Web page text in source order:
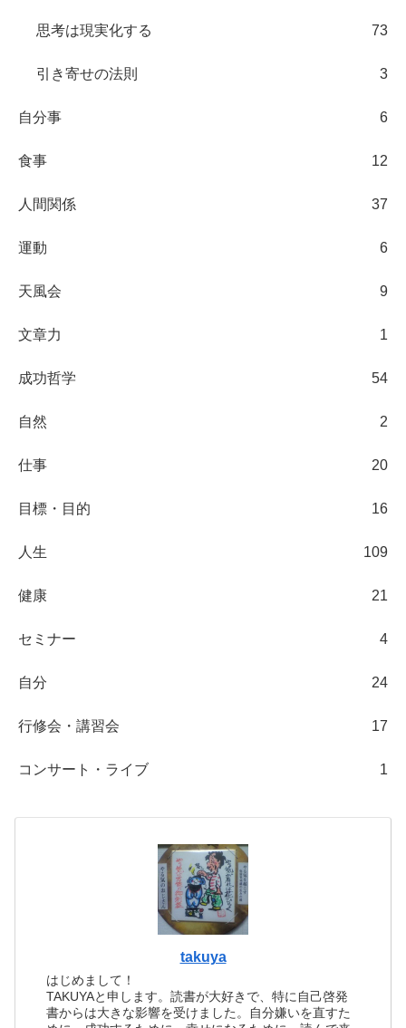
思考は現実化する 73
引き寄せの法則 3
自分事 6
食事 12
人間関係 37
運動 6
天風会 9
文章力 1
成功哲学 54
自然 2
仕事 20
目標・目的 16
人生 109
健康 21
セミナー 4
自分 24
行修会・講習会 17
コンサート・ライブ 1
takuya
はじめまして！
TAKUYAと申します。読書が大好きで、特に自己啓発
書からは大きな影響を受けました。自分嫌いを直すた